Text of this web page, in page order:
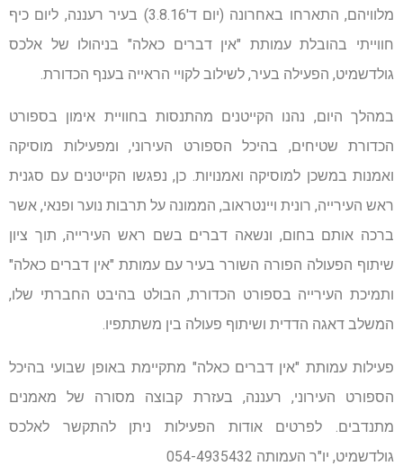
מלוויהם, התארחו באחרונה (יום ד'3.8.16) בעיר רעננה, ליום כיף
חווייתי בהובלת עמותת "אין דברים כאלה" בניהולו של אלכס
גולדשמיט, הפעילה בעיר, לשילוב לקויי הראייה בענף הכדורת.
במהלך היום, נהנו הקייטנים מהתנסות בחוויית אימון בספורט
הכדורת שטיחים, בהיכל הספורט העירוני, ומפעילות מוסיקה
ואמנות במשכן למוסיקה ואמנויות. כן, נפגשו הקייטנים עם סגנית
ראש העירייה, רונית ויינטראוב, הממונה על תרבות נוער ופנאי, אשר
ברכה אותם בחום, ונשאה דברים בשם ראש העירייה, תוך ציון
שיתוף הפעולה הפורה השורר בעיר עם עמותת "אין דברים כאלה"
ותמיכת העירייה בספורט הכדורת, הבולט בהיבט החברתי שלו,
המשלב דאגה הדדית ושיתוף פעולה בין משתתפיו.
פעילות עמותת "אין דברים כאלה" מתקיימת באופן שבועי בהיכל
הספורט העירוני, רעננה, בעזרת קבוצה מסורה של מאמנים
מתנדבים. לפרטים אודות הפעילות ניתן להתקשר לאלכס
גולדשמיט, יו"ר העמותה 054-4935432